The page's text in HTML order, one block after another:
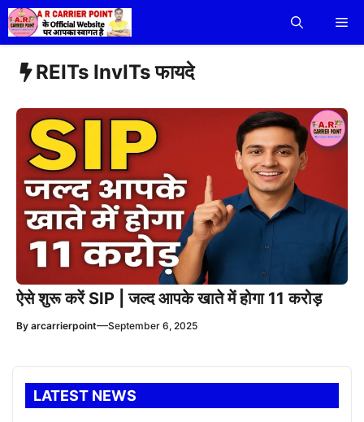
Skip
to
content
REITs InvITs फायदे
ऐसे शुरू करें SIP | जल्द आपके खाते में होगा 11 करोड़
By arcarrierpoint—September 6, 2025
LATEST NEWS